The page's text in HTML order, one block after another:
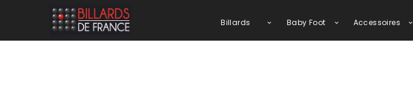
Billards Baby Foot Accessoires